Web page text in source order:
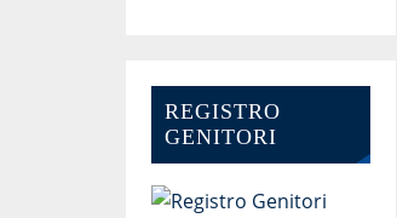
REGISTRO
GENITORI